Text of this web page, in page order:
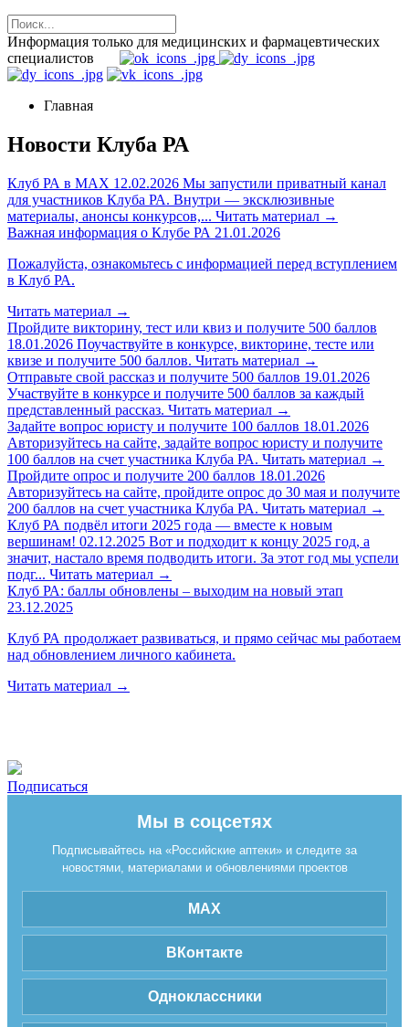
Информация только для медицинских и фармацевтических
специалистов
Главная
Новости Клуба РА
Клуб РА в MAX 12.02.2026 Мы запустили приватный канал
для участников Клуба РА. Внутри — эксклюзивные
материалы, анонсы конкурсов,... Читать материал →
Важная информация о Клубе РА 21.01.2026
Пожалуйста, ознакомьтесь с информацией перед вступлением
в Клуб РА.
Читать материал →
Пройдите викторину, тест или квиз и получите 500 баллов
18.01.2026 Поучаствуйте в конкурсе, викторине, тесте или
квизе и получите 500 баллов. Читать материал →
Отправьте свой рассказ и получите 500 баллов 19.01.2026
Участвуйте в конкурсе и получите 500 баллов за каждый
представленный рассказ. Читать материал →
Задайте вопрос юристу и получите 100 баллов 18.01.2026
Авторизуйтесь на сайте, задайте вопрос юристу и получите
100 баллов на счет участника Клуба РА. Читать материал →
Пройдите опрос и получите 200 баллов 18.01.2026
Авторизуйтесь на сайте, пройдите опрос до 30 мая и получите
200 баллов на счет участника Клуба РА. Читать материал →
Клуб РА подвёл итоги 2025 года — вместе к новым
вершинам! 02.12.2025 Вот и подходит к концу 2025 год, а
значит, настало время подводить итоги. За этот год мы успели
подг... Читать материал →
Клуб РА: баллы обновлены – выходим на новый этап
23.12.2025
Клуб РА продолжает развиваться, и прямо сейчас мы работаем
над обновлением личного кабинета.
Читать материал →
Подписаться
Мы в соцсетях
Подписывайтесь на «Российские аптеки» и следите за
новостями, материалами и обновлениями проектов
MAX
ВКонтакте
Одноклассники